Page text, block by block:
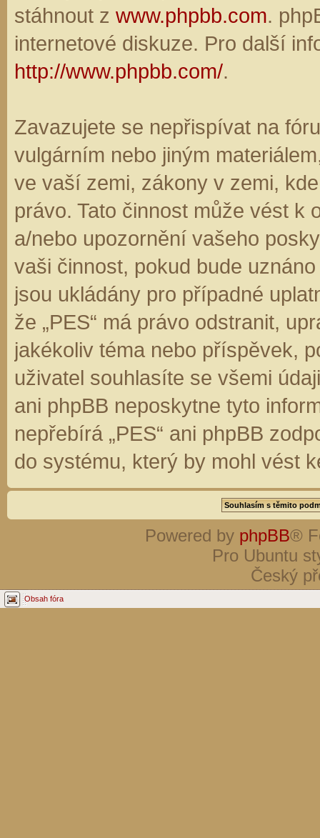
stáhnout z www.phpbb.com.
internetové diskuze. Pro další
http://www.phpbb.com/.
Zavazujete se nepřispívat na
vulgárním nebo jiným
ve vaší zemi, zákony v zemi,
právo. Tato činnost může vést k
a/nebo upozornění vašeho
vaši činnost, pokud bude
jsou ukládány pro případné
že „PES“ má právo odstranit,
jakékoliv téma nebo příspěvek,
uživatel souhlasíte se všemi
ani phpBB neposkytne tyto
nepřebírá „PES“ ani phpBB
do systému, který by mohl vést
Powered by phpBB®
Pro Ubuntu
Český
Obsah fóra